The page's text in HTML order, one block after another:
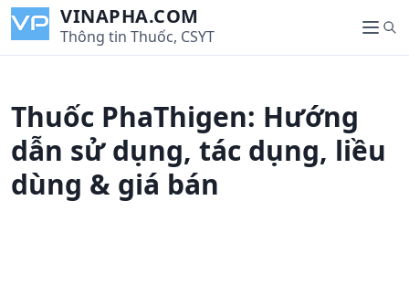
i
VINAPHA.COM
Thông tin Thuốc, CSYT
M
e
S
e
Thuốc PhaThigen: Hướng
dẫn sử dụng, tác dụng, liều
dùng & giá bán